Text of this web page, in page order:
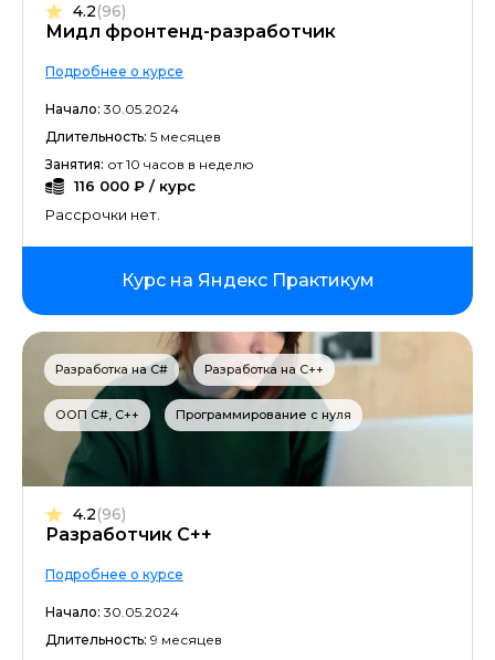
Информационная безопасность
Аналитика на Power BI
Аналитика на Python
Нейронные сети
Маркетинг с сертификатом
Golang-разработка
Управление рисками
Продвижение Вконтакте
Программирование детям
Управление командами
Мидл фронтенд-разработчик
4.2(96)
Подробнее о курсе
Начало: 30.05.2024
Длительность: 5 месяцев
Занятия: от 10 часов в неделю
116 000 ₽ / курс
Рассрочки нет.
Курс на Яндекс Практикум
Разработка на C# Разработка на C++
ООП C#, C++ Программирование с нуля
Разработчик C++
4.2(96)
Подробнее о курсе
Начало: 30.05.2024
Длительность: 9 месяцев